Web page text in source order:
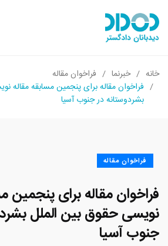
خانه خبرنما
فراخوان مقاله
فراخوان مقاله برای پنجمین مسابقه مقاله
بشردوستانه در جنوب آسیا
فراخوان مقاله
فراخوان مقاله برای پنجمین
‌نویسی حقوق بین ‌الملل
جنوب آسیا